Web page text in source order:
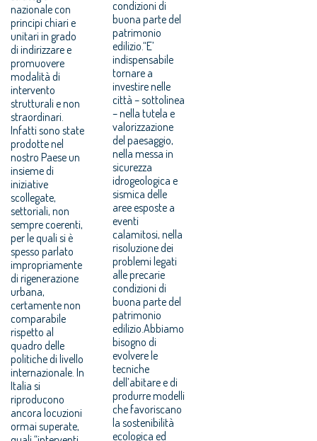
nazionale con
principi chiari e
unitari in grado
di indirizzare e
promuovere
modalità di
intervento
strutturali e non
straordinari.
Infatti sono state
prodotte nel
nostro Paese un
insieme di
iniziative
scollegate,
settoriali, non
sempre coerenti,
per le quali si è
spesso parlato
impropriamente
di rigenerazione
urbana,
certamente non
comparabile
rispetto al
quadro delle
politiche di livello
internazionale. In
Italia si
riproducono
ancora locuzioni
ormai superate,
condizioni di
buona parte del
patrimonio
edilizio.“E’
indispensabile
tornare a
investire nelle
città – sottolinea
– nella tutela e
valorizzazione
del paesaggio,
nella messa in
sicurezza
idrogeologica e
sismica delle
aree esposte a
eventi
calamitosi, nella
risoluzione dei
problemi legati
alle precarie
condizioni di
buona parte del
patrimonio
edilizio.Abbiamo
bisogno di
evolvere le
tecniche
dell’abitare e di
produrre modelli
che favoriscano
la sostenibilità
ecologica ed